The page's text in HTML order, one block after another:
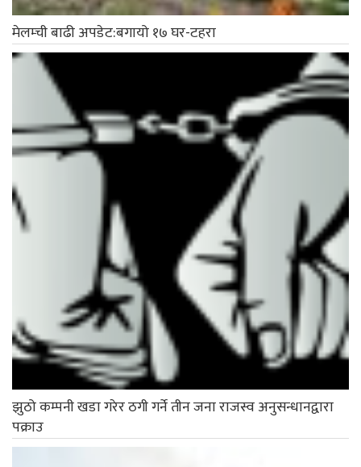
मेलम्ची बाढी अपडेट:बगायो १७ घर-टहरा
झुठो कम्पनी खडा गरेर ठगी गर्ने तीन जना राजस्व अनुसन्धानद्वारा
पक्राउ